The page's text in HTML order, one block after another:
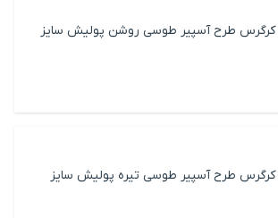
کرگرس طرح آسپیر طوسی روشن پولیش سایز
کرگرس طرح آسپیر طوسی تیره پولیش سایز